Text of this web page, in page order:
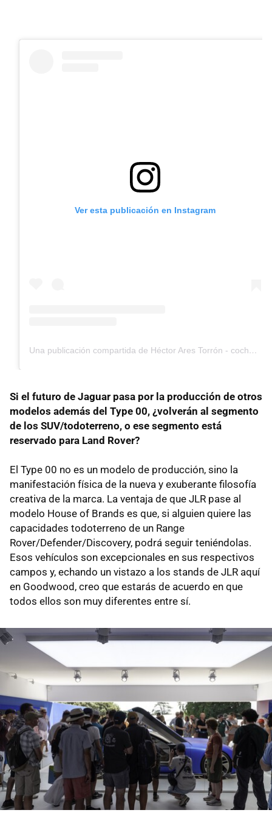
Ver esta publicación en Instagram
Una publicación compartida de Héctor Ares Torrón - coches, motos y motor (@hector_ares)
Si el futuro de Jaguar pasa por la producción de otros
modelos además del Type 00, ¿volverán al segmento
de los SUV/todoterreno, o ese segmento está
reservado para Land Rover?
El Type 00 no es un modelo de producción, sino la
manifestación física de la nueva y exuberante filosofía
creativa de la marca. La ventaja de que JLR pase al
modelo House of Brands es que, si alguien quiere las
capacidades todoterreno de un Range
Rover/Defender/Discovery, podrá seguir teniéndolas.
Esos vehículos son excepcionales en sus respectivos
campos y, echando un vistazo a los stands de JLR aquí
en Goodwood, creo que estarás de acuerdo en que
todos ellos son muy diferentes entre sí.